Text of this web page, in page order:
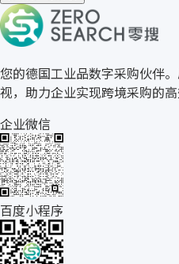
关于零搜
您的德国工业品数字采购伙伴
视，助力企业实现跨境采购的高
企业微信
百度小程序